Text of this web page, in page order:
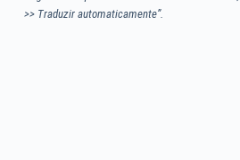
>> Traduzir automaticamente”.